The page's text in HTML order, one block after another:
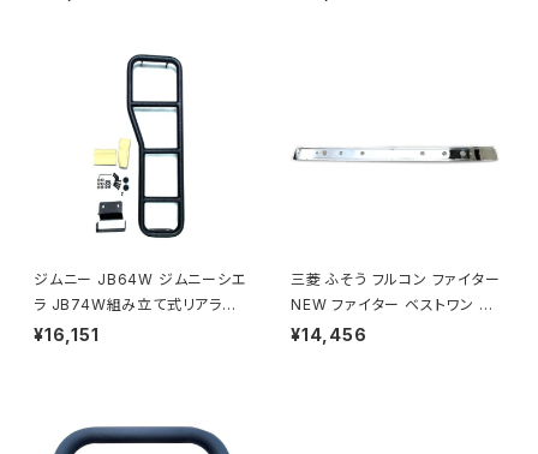
ジムニー JB64W ジムニーシエ
ラ JB74W組み立て式リアラダ
ー 丸パイプ ハシゴ 梯子 JP-W
¥16,151
三菱 ふそう フルコン ファイター
NEW ファイター ベストワン フ
ァイター 標準車 メッキ ワイパー
¥14,456